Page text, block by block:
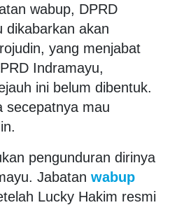
wabup, DPRD
dikabarkan akan
yang menjabat
Indramayu,
ini belum dibentuk.
secepatnya mau
pengunduran dirinya
Jabatan wabup
Lucky Hakim resmi